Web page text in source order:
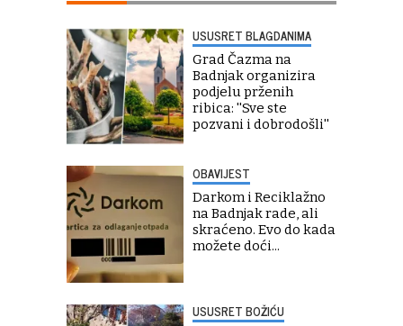
USUSRET BLAGDANIMA
Grad Čazma na
Badnjak organizira
podjelu prženih
ribica: ''Sve ste
pozvani i dobrodošli''
OBAVIJEST
Darkom i Reciklažno
na Badnjak rade, ali
skraćeno. Evo do kada
možete doći...
USUSRET BOŽIĆU